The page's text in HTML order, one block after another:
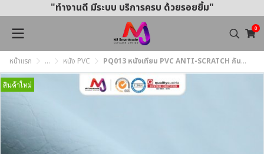
"ทำงานดี มีระบบ บริการครบ ด้วยรอยยิ้ม"
0
หน้าแรก ... หนัง PVC PQ013 หนังเทียม PVC ANTI-SCRATCH กันรอยขีดข่วน หน้ากว้าง 142 ซม. หนา 1.0 mm.
สินค้าใหม่